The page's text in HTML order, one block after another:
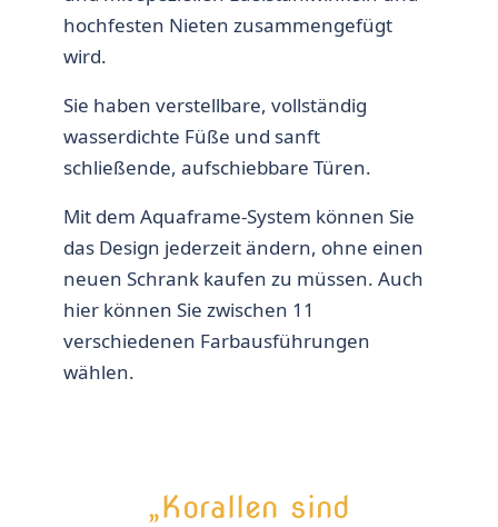
hochfesten Nieten zusammengefügt
wird.
Sie haben verstellbare, vollständig
wasserdichte Füße und sanft
schließende, aufschiebbare Türen.
Mit dem Aquaframe-System können Sie
das Design jederzeit ändern, ohne einen
neuen Schrank kaufen zu müssen. Auch
hier können Sie zwischen 11
verschiedenen Farbausführungen
wählen.
„Korallen sind